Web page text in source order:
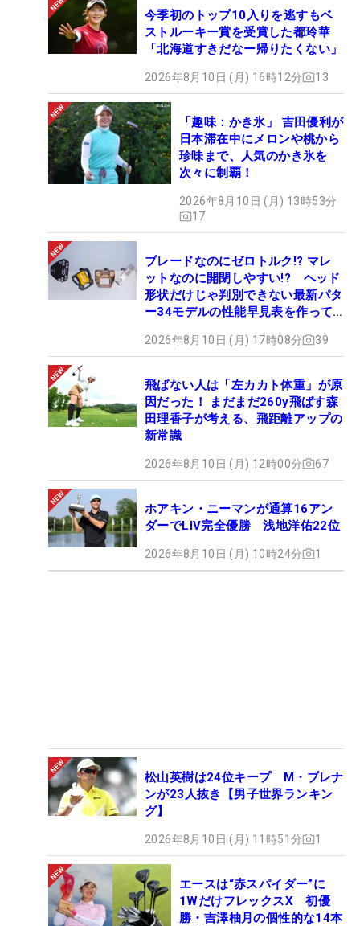
今季初のトップ10入りを逃すもベ
ストルーキー賞を受賞した都玲華
「北海道すきだなー帰りたくない」
2026年8月10日 (月) 16時12分 13
「趣味：かき氷」 吉田優利が
日本滞在中にメロンや桃から
珍味まで、人気のかき氷を
次々に制覇！
2026年8月10日 (月) 13時53分
17
ブレードなのにゼロトルク!? マレ
ットなのに開閉しやすい!? ヘッド
形状だけじゃ判別できない最新パタ
ー34モデルの性能早見表を作って
2026年8月10日 (月) 17時08分 39
飛ばない人は「左カカト体重」が原
因だった！ まだまだ260y飛ばす森
田理香子が考える、飛距離アップの
新常識
2026年8月10日 (月) 12時00分 67
ホアキン・ニーマンが通算16アン
ダーでLIV完全優勝 浅地洋佑22位
2026年8月10日 (月) 10時24分 1
松山英樹は24位キープ M・ブレナ
ンが23人抜き【男子世界ランキン
グ】
2026年8月10日 (月) 11時51分 1
エースは“赤スパイダー”に
1WだけフレックスX 初優
勝・吉澤柚月の個性的な14本